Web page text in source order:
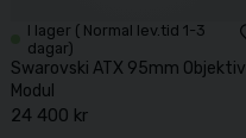
I lager ( Normal lev.tid 1-3
dagar)
Swarovski ATX 95mm Objektiv
Modul
24 400 kr